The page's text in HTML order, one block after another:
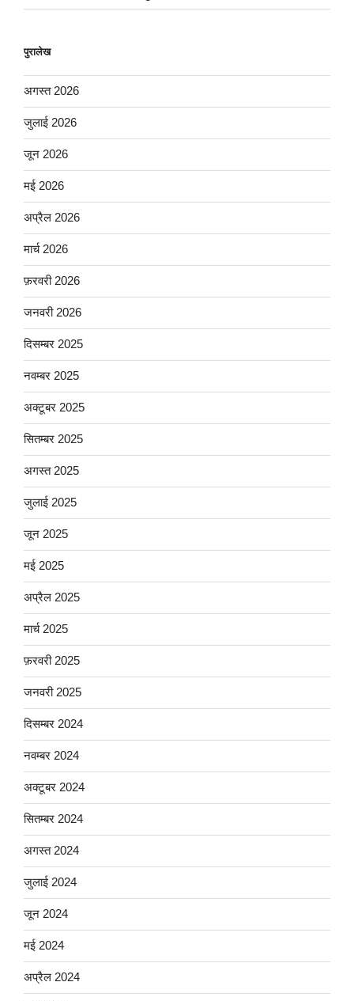
पुरालेख
अगस्त 2026
जुलाई 2026
जून 2026
मई 2026
अप्रैल 2026
मार्च 2026
फ़रवरी 2026
जनवरी 2026
दिसम्बर 2025
नवम्बर 2025
अक्टूबर 2025
सितम्बर 2025
अगस्त 2025
जुलाई 2025
जून 2025
मई 2025
अप्रैल 2025
मार्च 2025
फ़रवरी 2025
जनवरी 2025
दिसम्बर 2024
नवम्बर 2024
अक्टूबर 2024
सितम्बर 2024
अगस्त 2024
जुलाई 2024
जून 2024
मई 2024
अप्रैल 2024